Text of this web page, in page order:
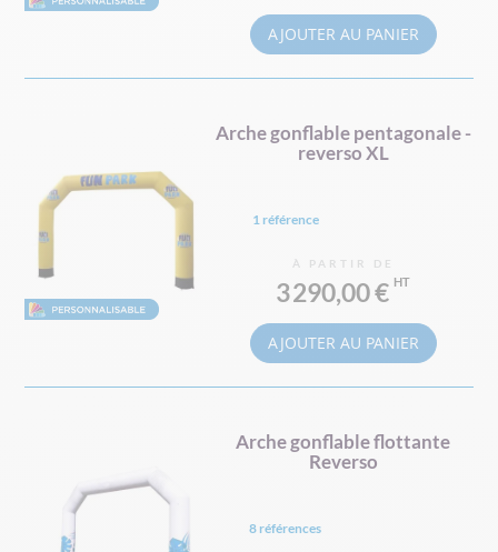
AJOUTER AU PANIER
Arche gonflable pentagonale -
reverso XL
1 référence
À PARTIR DE
3 290,00 €
AJOUTER AU PANIER
Arche gonflable flottante
Reverso
8 références